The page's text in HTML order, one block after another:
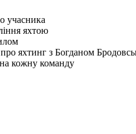
учасника
яхтою
про яхтинг з Богданом
кожну команду